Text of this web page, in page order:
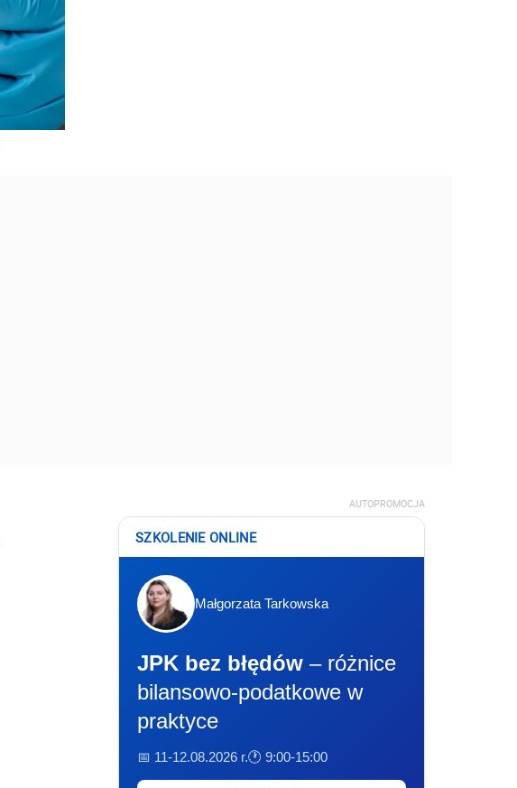
AUTOPROMOCJA
SZKOLENIE ONLINE
Małgorzata Tarkowska
JPK bez błędów – różnice
bilansowo-podatkowe w
praktyce
📅 11-12.08.2026 r.🕐 9:00-15:00